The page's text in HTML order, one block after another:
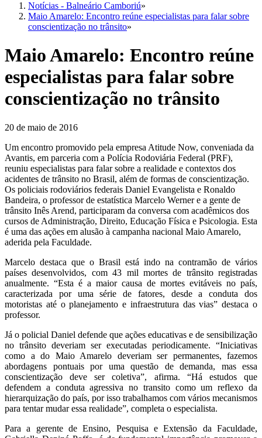
Notícias - Balneário Camboriú»
Maio Amarelo: Encontro reúne especialistas para falar sobre
conscientização no trânsito»
Maio Amarelo: Encontro reúne
especialistas para falar sobre
conscientização no trânsito
20 de maio de 2016
Um encontro promovido pela empresa Atitude Now, conveniada da
Avantis, em parceria com a Polícia Rodoviária Federal (PRF),
reuniu especialistas para falar sobre a realidade e contextos dos
acidentes de trânsito no Brasil, além de formas de conscientização.
Os policiais rodoviários federais Daniel Evangelista e Ronaldo
Bandeira, o professor de estatística Marcelo Werner e a gente de
trânsito Inês Arend, participaram da conversa com acadêmicos dos
cursos de Administração, Direito, Educação Física e Psicologia. Esta
é uma das ações em alusão à campanha nacional Maio Amarelo,
aderida pela Faculdade.
Marcelo destaca que o Brasil está indo na contramão de vários
países desenvolvidos, com 43 mil mortes de trânsito registradas
anualmente. “Esta é a maior causa de mortes evitáveis no país,
caracterizada por uma série de fatores, desde a conduta dos
motoristas até o planejamento e infraestrutura das vias” destaca o
professor.
Já o policial Daniel defende que ações educativas e de sensibilização
no trânsito deveriam ser executadas periodicamente. “Iniciativas
como a do Maio Amarelo deveriam ser permanentes, fazemos
abordagens pontuais por uma questão de demanda, mas essa
conscientização deve ser coletiva”, afirma. “Há estudos que
defendem a conduta agressiva no transito como um reflexo da
hierarquização do país, por isso trabalhamos com vários mecanismos
para tentar mudar essa realidade”, completa o especialista.
Para a gerente de Ensino, Pesquisa e Extensão da Faculdade,